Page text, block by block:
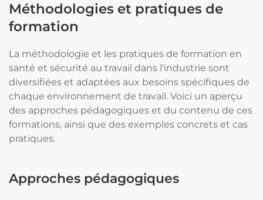
Méthodologies et pratiques de
formation
La méthodologie et les pratiques de formation en
santé et sécurité au travail dans l'industrie sont
diversifiées et adaptées aux besoins spécifiques de
chaque environnement de travail. Voici un aperçu
des approches pédagogiques et du contenu de ces
formations, ainsi que des exemples concrets et cas
pratiques.
Approches pédagogiques